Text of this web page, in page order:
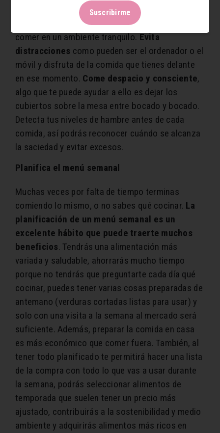
No vale en cualquier lugar, tómate tu tiempo para
comer en un ambiente tranquilo. Evita
distracciones como pueden ser el ordenador o el
móvil y disfruta de la comida que tienes delante
en ese momento. Come despacio y consciente,
algo que te puede ayudar a ello es dejar los
cubiertos sobre la mesa entre bocado y bocado.
Detecta tus niveles de hambre antes de cada
comida, así podrás reconocer cuándo se alcanza
la saciedad y evitar excesos.
Planifica el menú semanal
Muchas veces por falta de tiempo terminas
comiendo lo mismo, o no sabes qué cocinar. La
planificación de un menú semanal es un
excelente hábito que puede traerte muchos
beneficios. Tendrás una alimentación más
variada y saludable, ahorrarás mucho tiempo
porque no tendrás que preguntarte cada día qué
cocinar, puedes tener varias cosas preparadas de
antemano (verduras cortadas listas para usar) y
solo con una visita a la semana al mercado será
suficiente. Además, preparar la comida en casa
es más económico que comer fuera. También, al
tener todo planificado te permitirá hacer una lista
de la compra con todo lo que vas a usar durante
la semana, podrás seleccionar alimentos de
temporada que suelen tener un precio más
ajustado, contribuirás a la sostenibilidad y medio
ambiente y adquirirás alimentos más ricos en
Suscribirme